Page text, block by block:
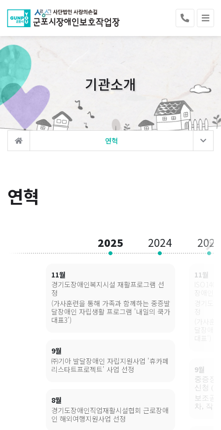
기관소개
연혁
연혁
2025 2024 2023
11월
경기도장애인복지시설 재활프로그램 선
정
(가사훈련을 통해 가족과 함께하는 중증발
달장애인 자립생활 프로그램 '내일의 쿡가
대표3')
9월
㈜기아 발달장애인 자립지원사업 '휴카페
리스타트프로젝트' 사업 선정
8월
경기도장애인직업재활시설협회 근로장애
인 해외여행지원사업 선정
11월
장애인
경기도
정
(가사
달장애
대표')
9월
중증장
신청 (
보조공
차, 작